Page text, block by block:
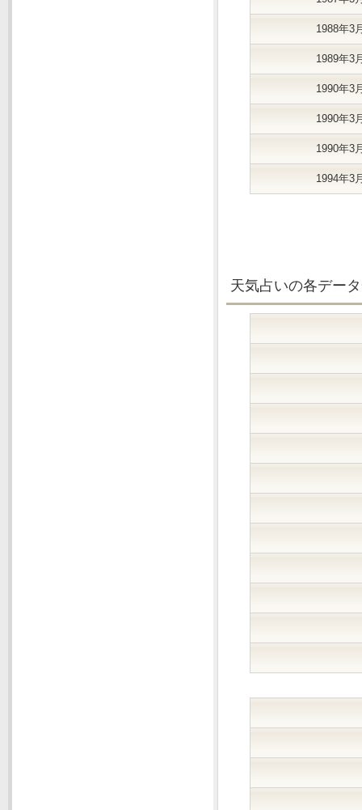
1988年3
1989年3
1990年3
1990年3
1990年3
1994年3
天気占いの各デー